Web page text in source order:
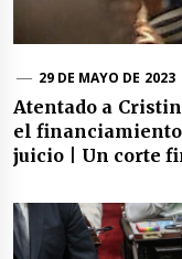
29 DE MAYO DE 2023
Atentado a
el
juicio | Un corte